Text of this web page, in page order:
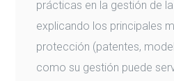
prácticas en la gestión de
explicando los principales
protección (patentes,
como su gestión puede